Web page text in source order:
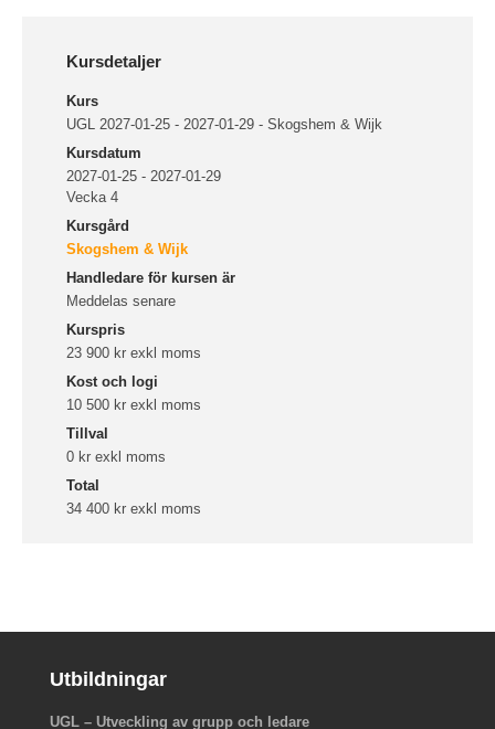
Kursdetaljer
Kurs
UGL 2027-01-25 - 2027-01-29 - Skogshem & Wijk
Kursdatum
2027-01-25 - 2027-01-29
Vecka 4
Kursgård
Skogshem & Wijk
Handledare för kursen är
Meddelas senare
Kurspris
23 900 kr exkl moms
Kost och logi
10 500 kr exkl moms
Tillval
0 kr exkl moms
Total
34 400 kr exkl moms
Utbildningar
UGL – Utveckling av grupp och ledare